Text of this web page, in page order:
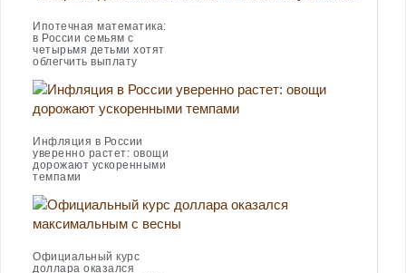
Ипотечная математика:
в России семьям с
четырьмя детьми хотят
облегчить выплату
Инфляция в России
уверенно растет: овощи
дорожают ускоренными
темпами
Официальный курс
доллара оказался